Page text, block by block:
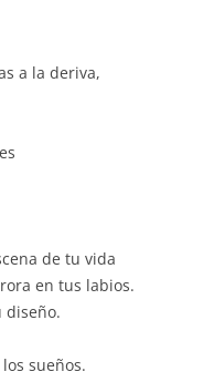
a la deriva,
de tu vida
en tus labios.
diseño.
sueños.